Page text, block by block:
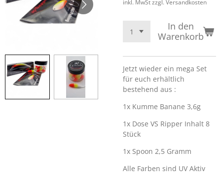
inkl. MwSt zzgl. Versandkosten
In den
Warenkorb
Jetzt wieder ein mega Set
für euch erhältlich
bestehend aus :
1x Kumme Banane 3,6g
1x Dose VS Ripper Inhalt 8
Stück
1x Spoon 2,5 Gramm
Alle Farben sind UV Aktiv